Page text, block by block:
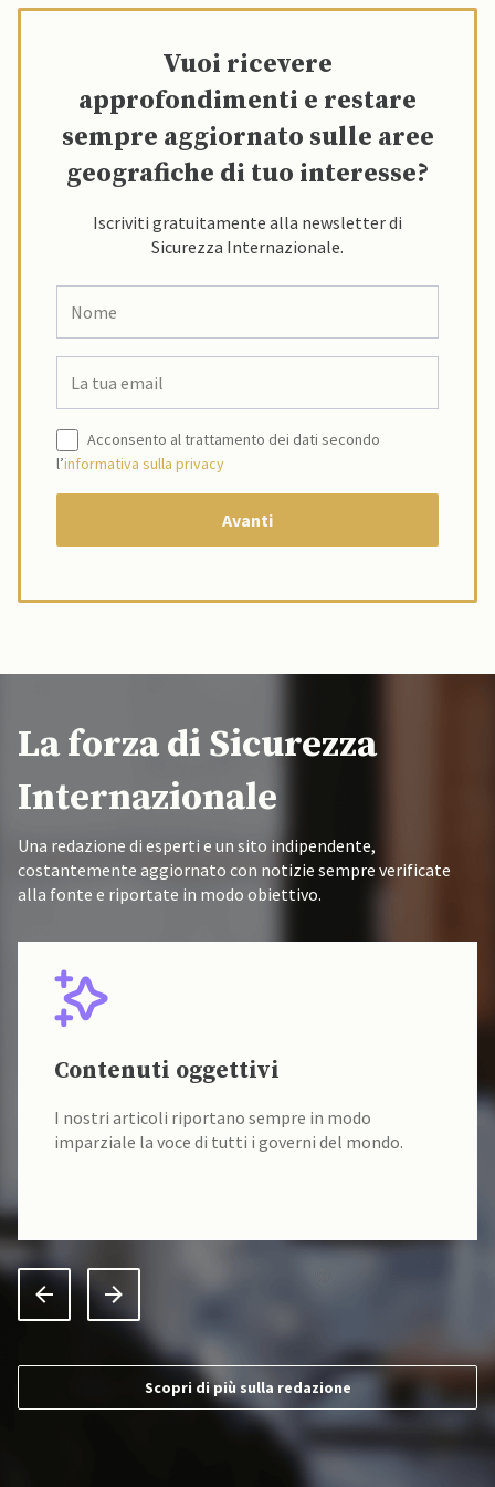
Vuoi ricevere
approfondimenti e restare
sempre aggiornato sulle aree
geografiche di tuo interesse?
Iscriviti gratuitamente alla newsletter di
Sicurezza Internazionale.
Acconsento al trattamento dei dati secondo
l’informativa sulla privacy
La forza di Sicurezza
Internazionale
Una redazione di esperti e un sito indipendente,
costantemente aggiornato con notizie sempre verificate
alla fonte e riportate in modo obiettivo.
Contenuti oggettivi
I nostri articoli riportano sempre in modo
imparziale la voce di tutti i governi del mondo.
Scopri di più sulla redazione